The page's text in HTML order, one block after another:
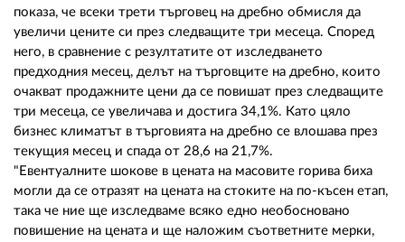
показа, че всеки трети търговец на дребно обмисля да
увеличи цените си през следващите три месеца. Според
него, в сравнение с резултатите от изследването
предходния месец, делът на търговците на дребно, които
очакват продажните цени да се повишат през следващите
три месеца, се увеличава и достига 34,1%. Като цяло
бизнес климатът в търговията на дребно се влошава през
текущия месец и спада от 28,6 на 21,7%.
"Евентуалните шокове в цената на масовите горива биха
могли да се отразят на цената на стоките на по-късен етап,
така че ние ще изследваме всяко едно необосновано
повишение на цената и ще наложим съответните мерки,